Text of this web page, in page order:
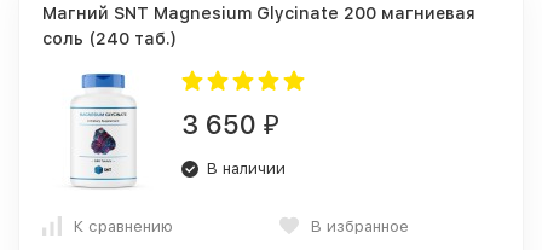
Магний SNT Magnesium Glycinate 200 магниевая
соль (240 таб.)
3 650 ₽
В наличии
К сравнению В избранное